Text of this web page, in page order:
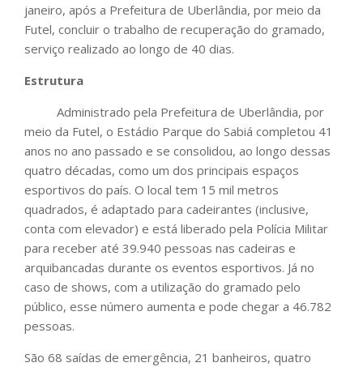
janeiro, após a Prefeitura de Uberlândia, por meio da
Futel, concluir o trabalho de recuperação do gramado,
serviço realizado ao longo de 40 dias.
Estrutura
Administrado pela Prefeitura de Uberlândia, por
meio da Futel, o Estádio Parque do Sabiá completou 41
anos no ano passado e se consolidou, ao longo dessas
quatro décadas, como um dos principais espaços
esportivos do país. O local tem 15 mil metros
quadrados, é adaptado para cadeirantes (inclusive,
conta com elevador) e está liberado pela Polícia Militar
para receber até 39.940 pessoas nas cadeiras e
arquibancadas durante os eventos esportivos. Já no
caso de shows, com a utilização do gramado pelo
público, esse número aumenta e pode chegar a 46.782
pessoas.
São 68 saídas de emergência, 21 banheiros, quatro